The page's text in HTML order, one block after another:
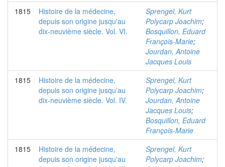
1815
Histoire de la médecine,
depuis son origine jusqu'au
dix-neuvième siècle. Vol. VI.
Sprengel, Kurt
Polycarp Joachim;
Bosquillon, Eduard
François-Marie;
Jourdan, Antoine
Jacques Louis
1815
Histoire de la médecine,
depuis son origine jusqu'au
dix-neuvième siècle. Vol. IV.
Sprengel, Kurt
Polycarp Joachim;
Jourdan, Antoine
Jacques Louis;
Bosquillon, Eduard
François-Marie
1815
Histoire de la médecine,
depuis son origine jusqu'au
Sprengel, Kurt
Polycarp Joachim;